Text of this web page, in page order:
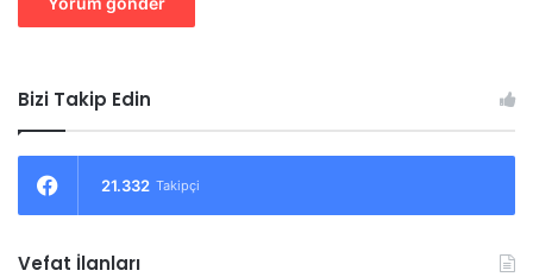
Bizi Takip Edin
21.332 Takipçi
Vefat İlanları